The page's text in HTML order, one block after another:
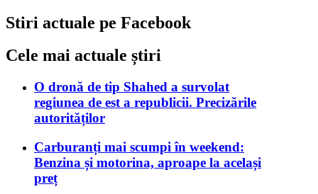
Stiri actuale pe Facebook
Cele mai actuale știri
O dronă de tip Shahed a survolat
regiunea de est a republicii. Precizările
autorităților
Carburanți mai scumpi în weekend:
Benzina și motorina, aproape la același
preț